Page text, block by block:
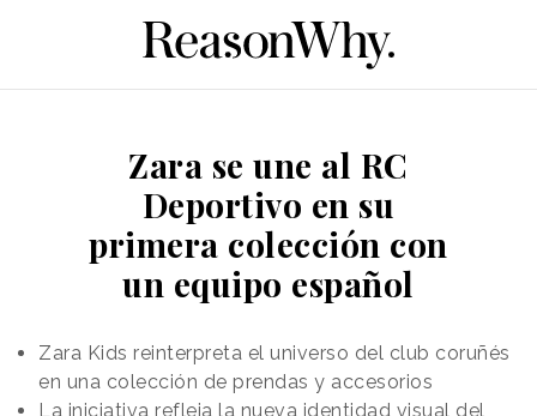
Zara se une al RC
Deportivo en su
primera colección con
un equipo español
Zara Kids reinterpreta el universo del club coruñés
en una colección de prendas y accesorios
La iniciativa refleja la nueva identidad visual del